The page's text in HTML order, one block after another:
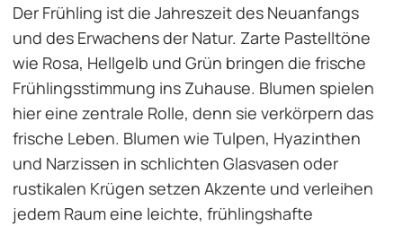
Der Frühling ist die Jahreszeit des Neuanfangs
und des Erwachens der Natur. Zarte Pastelltöne
wie Rosa, Hellgelb und Grün bringen die frische
Frühlingsstimmung ins Zuhause. Blumen spielen
hier eine zentrale Rolle, denn sie verkörpern das
frische Leben. Blumen wie Tulpen, Hyazinthen
und Narzissen in schlichten Glasvasen oder
rustikalen Krügen setzen Akzente und verleihen
jedem Raum eine leichte, frühlingshafte